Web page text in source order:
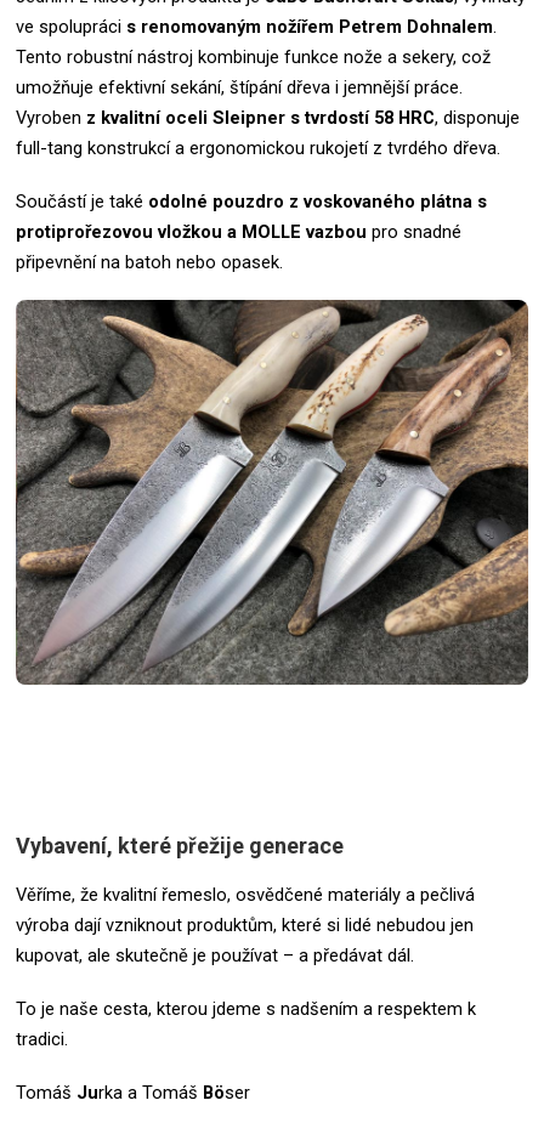
ve spolupráci s renomovaným nožířem Petrem Dohnalem.
Tento robustní nástroj kombinuje funkce nože a sekery, což
umožňuje efektivní sekání, štípání dřeva i jemnější práce.
Vyroben z kvalitní oceli Sleipner s tvrdostí 58 HRC, disponuje
full-tang konstrukcí a ergonomickou rukojetí z tvrdého dřeva.
Součástí je také odolné pouzdro z voskovaného plátna s
protiprořezovou vložkou a MOLLE vazbou pro snadné
připevnění na batoh nebo opasek.
Vybavení, které přežije generace
Věříme, že kvalitní řemeslo, osvědčené materiály a pečlivá
výroba dají vzniknout produktům, které si lidé nebudou jen
kupovat, ale skutečně je používat – a předávat dál.
To je naše cesta, kterou jdeme s nadšením a respektem k
tradici.
Tomáš Jurka a Tomáš Böser